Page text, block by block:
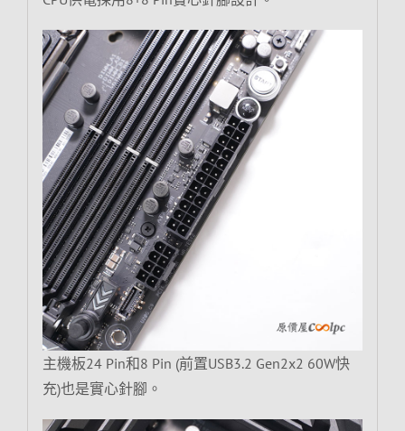
主機板24 Pin和8 Pin (前置USB3.2 Gen2x2 60W快
充)也是實心針腳。